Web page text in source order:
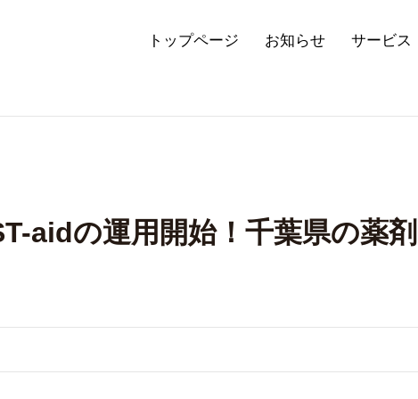
トップページ お知らせ サービス
aidの運用開始！千葉県の薬